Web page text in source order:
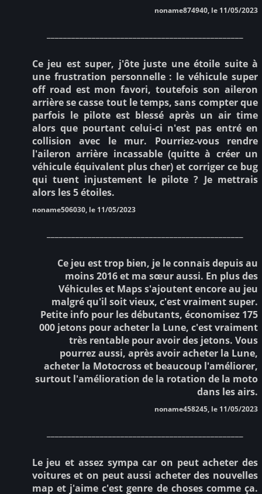
noname874940, le 11/05/2023
Ce jeu est super, j'ôte juste une étoile suite à
une frustration personnelle : le véhicule super
off road est mon favori, toutefois son aileron
arrière se casse tout le temps, sans compter que
parfois le pilote est blessé après un air time
alors que pourtant celui-ci n'est pas entré en
collision avec le mur. Pourriez-vous rendre
l'aileron arrière incassable (quitte à créer un
véhicule équivalent plus cher) et corriger ce bug
qui tuent injustement le pilote ? Je mettrais
alors les 5 étoiles.
noname506030, le 11/05/2023
Ce jeu est trop bien, je le connais depuis au
moins 2016 et ma sœur aussi. En plus des
Véhicules et Maps s'ajoutent encore au jeu
malgré qu'il soit vieux, c'est vraiment super.
Petite info pour les débutants, économisez 175
000 jetons pour acheter la Lune, c'est vraiment
très rentable pour avoir des jetons. Vous
pourrez aussi, après avoir acheter la Lune,
acheter la Motocross et beaucoup l'améliorer,
surtout l'amélioration de la rotation de la moto
dans les airs.
noname458245, le 11/05/2023
Le jeu et assez sympa car on peut acheter des
voitures et on peut aussi acheter des nouvelles
map et j'aime c'est genre de choses comme ça.